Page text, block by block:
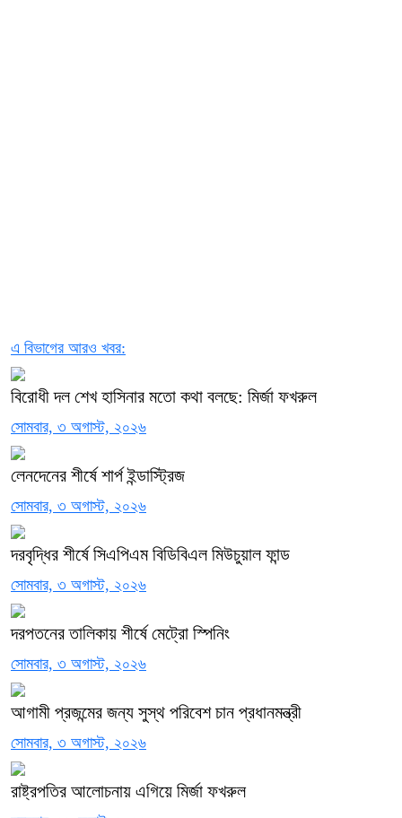
এ বিভাগের আরও খবর:
বিরোধী দল শেখ হাসিনার মতো কথা বলছে: মির্জা ফখরুল
সোমবার, ৩ অগাস্ট, ২০২৬
লেনদেনের শীর্ষে শার্প ইন্ডাস্ট্রিজ
সোমবার, ৩ অগাস্ট, ২০২৬
দরবৃদ্ধির শীর্ষে সিএপিএম বিডিবিএল মিউচুয়াল ফান্ড
সোমবার, ৩ অগাস্ট, ২০২৬
দরপতনের তালিকায় শীর্ষে মেট্রো স্পিনিং
সোমবার, ৩ অগাস্ট, ২০২৬
আগামী প্রজন্মের জন্য সুস্থ পরিবেশ চান প্রধানমন্ত্রী
সোমবার, ৩ অগাস্ট, ২০২৬
রাষ্ট্রপতির আলোচনায় এগিয়ে মির্জা ফখরুল